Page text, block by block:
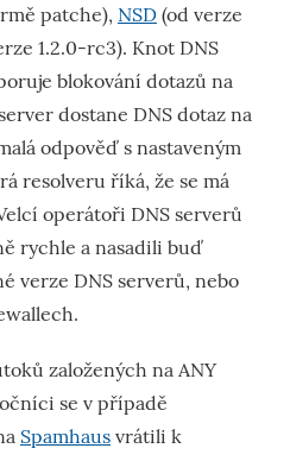
patche), NSD (od verze
1.2.0-rc3). Knot DNS
blokování dotazů na
dostane DNS dotaz na
odpověď s nastaveným
resolveru říká, že se má
operátoři DNS serverů
rychle a nasadili buď
verze DNS serverů, nebo
založených na ANY
se v případě
Spamhaus vrátili k